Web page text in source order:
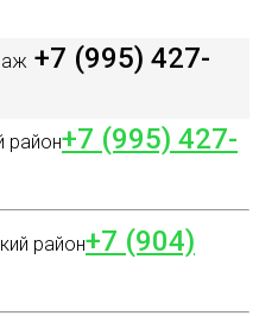
+7 (995) 427-
район+7 (995) 427-
район+7 (904)